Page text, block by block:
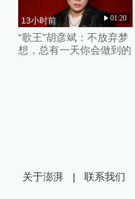
13小时前 01:20
“歌王”胡彦斌：不放弃梦
想，总有一天你会做到的
关于澎湃 | 联系我们